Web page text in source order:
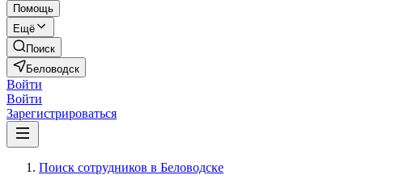
Помощь
Ещё
Поиск
Беловодск
Войти
Войти
Зарегистрироваться
Поиск сотрудников в Беловодске